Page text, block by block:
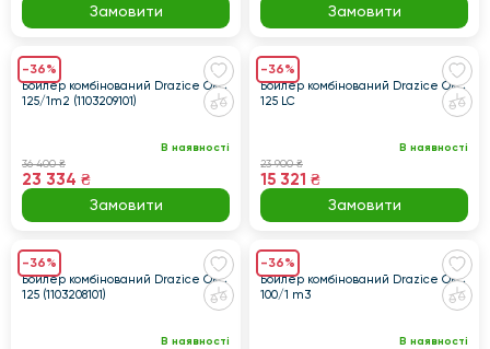
Замовити Замовити
-36%
Бойлер комбінований Drazice OKC
125/1m2 (1103209101)
В наявності
36 400 ₴
23 334 ₴
Замовити
-36%
Бойлер комбінований Drazice OKC
125 LC
В наявності
23 900 ₴
15 321 ₴
Замовити
-36%
Бойлер комбінований Drazice OKC
125 (1103208101)
В наявності
-36%
Бойлер комбінований Drazice OKC
100/1 m3
В наявності